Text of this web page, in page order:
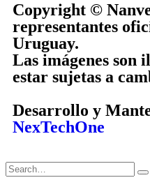
Copyright ©
representantes
Uruguay.
Las imágenes son
estar sujetas a
Desarrollo y
NexTechOne